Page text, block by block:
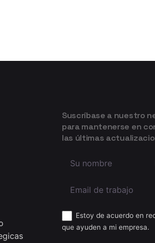
Suscríbase a nuestro
para mantenerse en
las últimas
Estoy de acuerdo en
que ayuden a mi empresa.